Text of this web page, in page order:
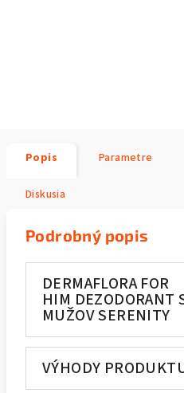
Popis Parametre
Diskusia
Podrobný popis
DERMAFLORA FOR
HIM DEZODORANT
MUŽOV SERENITY
VÝHODY